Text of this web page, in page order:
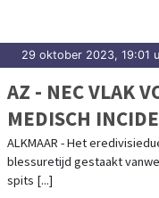
29 oktober 2023, 19:01
AZ - NEC VLAK
MEDISCH
ALKMAAR - Het
blessuretijd gestaakt
spits [...]